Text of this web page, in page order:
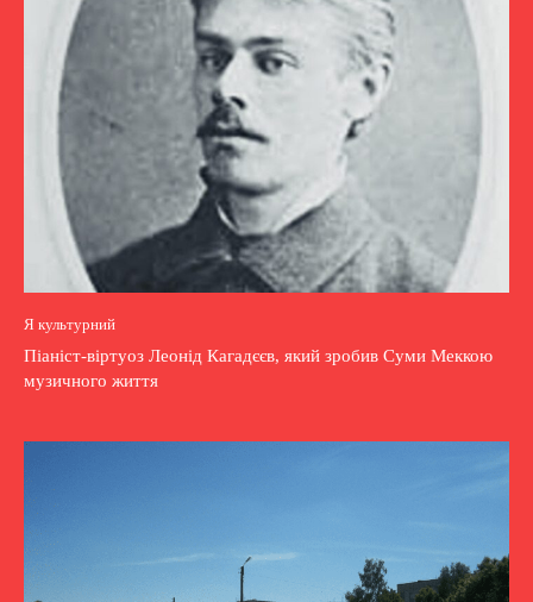
Я культурний
Піаніст-віртуоз Леонід Кагадєєв, який зробив Суми Меккою
музичного життя